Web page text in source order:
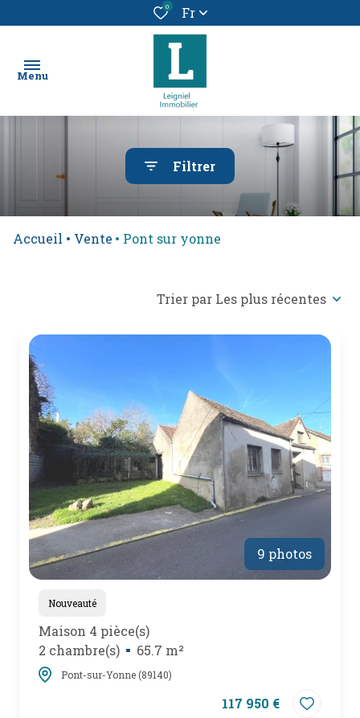
0 Fr
Menu
un bien
vendre
e-
mail
poser
une
question
l'agence
Filtrer
Accueil Vente Pont sur yonne
Trier par Les plus récentes
9 photos
Nouveauté
Maison 4 pièce(s)
2 chambre(s)
65.7 m²
Pont-sur-Yonne (89140)
117 950 €